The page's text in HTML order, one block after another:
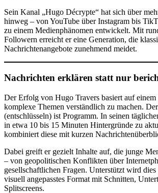
Sein Kanal „Hugo Décrypte“ hat sich über
hinweg – von YouTube über Instagram bis
zu einem Medienphänomen entwickelt. Mit
Followern erreicht er eine Generation, die
Nachrichtenangebote zunehmend meidet.
Nachrichten erklären statt nur
Der Erfolg von Hugo Travers basiert auf
komplexe Themen verständlich zu machen.
(entschlüsseln) ist Programm. In seinen
in etwa 10 bis 15 Minuten Hintergründe zu
kombiniert diese mit kurzen
Dabei greift er gezielt Inhalte auf, die junge
– von geopolitischen Konflikten über
gesellschaftlichen Fragen. Unterstützt wird
visuell angepasstes Format mit Schnitten,
Splitscreens.